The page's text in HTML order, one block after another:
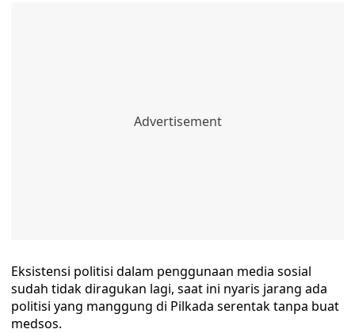
Eksistensi politisi dalam penggunaan media sosial
sudah tidak diragukan lagi, saat ini nyaris jarang ada
politisi yang manggung di Pilkada serentak tanpa buat
medsos.